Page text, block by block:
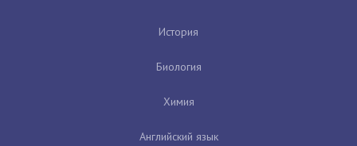
История
Биология
Химия
Английский язык